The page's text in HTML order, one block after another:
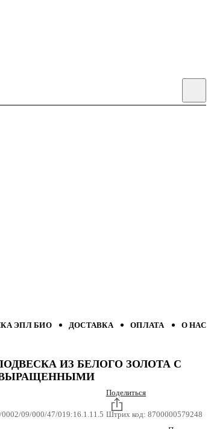
ЭПЛ БИО ДОСТАВКА ОПЛАТА О НАС
ИЗ БЕЛОГО ЗОЛОТА С
09/000/47/019:16.1.11.5
Поделиться
Штрих код: 8700000579248